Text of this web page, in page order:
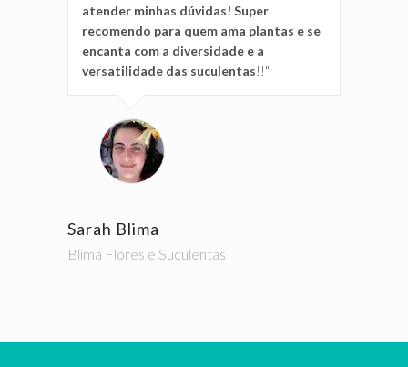
atender minhas dúvidas! Super
recomendo para quem ama plantas e se
encanta com a diversidade e a
versatilidade das suculentas!!"
Sarah Blima
Blima Flores e Suculentas